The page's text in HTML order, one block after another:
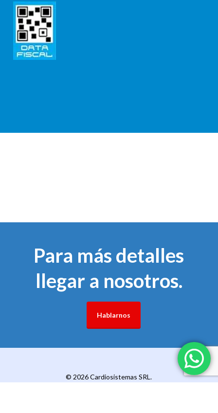
Para más detalles
llegar a nosotros.
Hablarnos
© 2026 Cardiosistemas SRL.